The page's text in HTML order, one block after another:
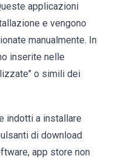
applicazioni
e vengono
manualmente. In
inserite nelle
o simili dei
indotti a installare
di download
app store non